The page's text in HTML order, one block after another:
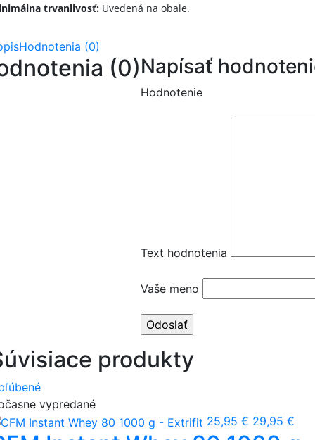
trvanlivosť: Uvedená na obale.
Hodnotenia (0)
(0)Napísať
Hodnotenie
Text hodnotenia
Vaše meno
produkty
vypredané
25,95 € 29,95 €